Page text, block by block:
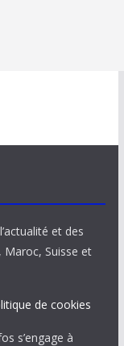
et des
Suisse et
de cookies
s’engage à